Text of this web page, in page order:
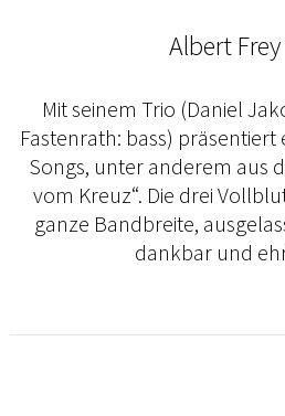
Albert
Mit seinem Trio (Daniel
Fastenrath: bass)
Songs, unter anderem aus
vom Kreuz“. Die drei
ganze Bandbreite,
dankbar und